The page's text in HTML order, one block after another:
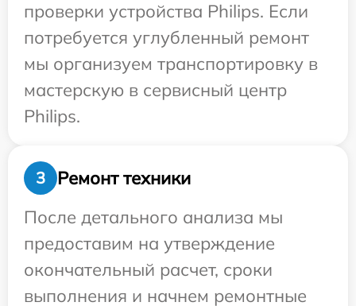
проверки устройства Philips. Если
потребуется углубленный ремонт
мы организуем транспортировку в
мастерскую в сервисный центр
Philips.
3
Ремонт техники
После детального анализа мы
предоставим на утверждение
окончательный расчет, сроки
выполнения и начнем ремонтные